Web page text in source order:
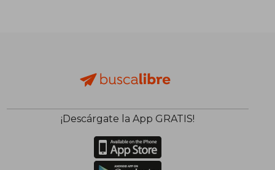
¡Descárgate la App GRATIS!